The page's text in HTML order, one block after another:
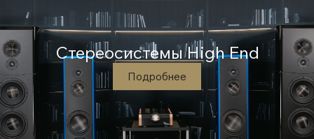
Стереосистемы High End
Подробнее